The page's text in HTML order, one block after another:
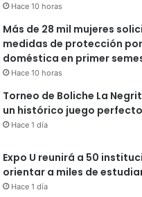
Hace 10 horas
Más de 28 mil mujeres
medidas de protección
doméstica en primer
Hace 10 horas
Torneo de Boliche La
un histórico juego perfecto
Hace 1 día
Expo U reunirá a 50
orientar a miles de
Hace 1 día